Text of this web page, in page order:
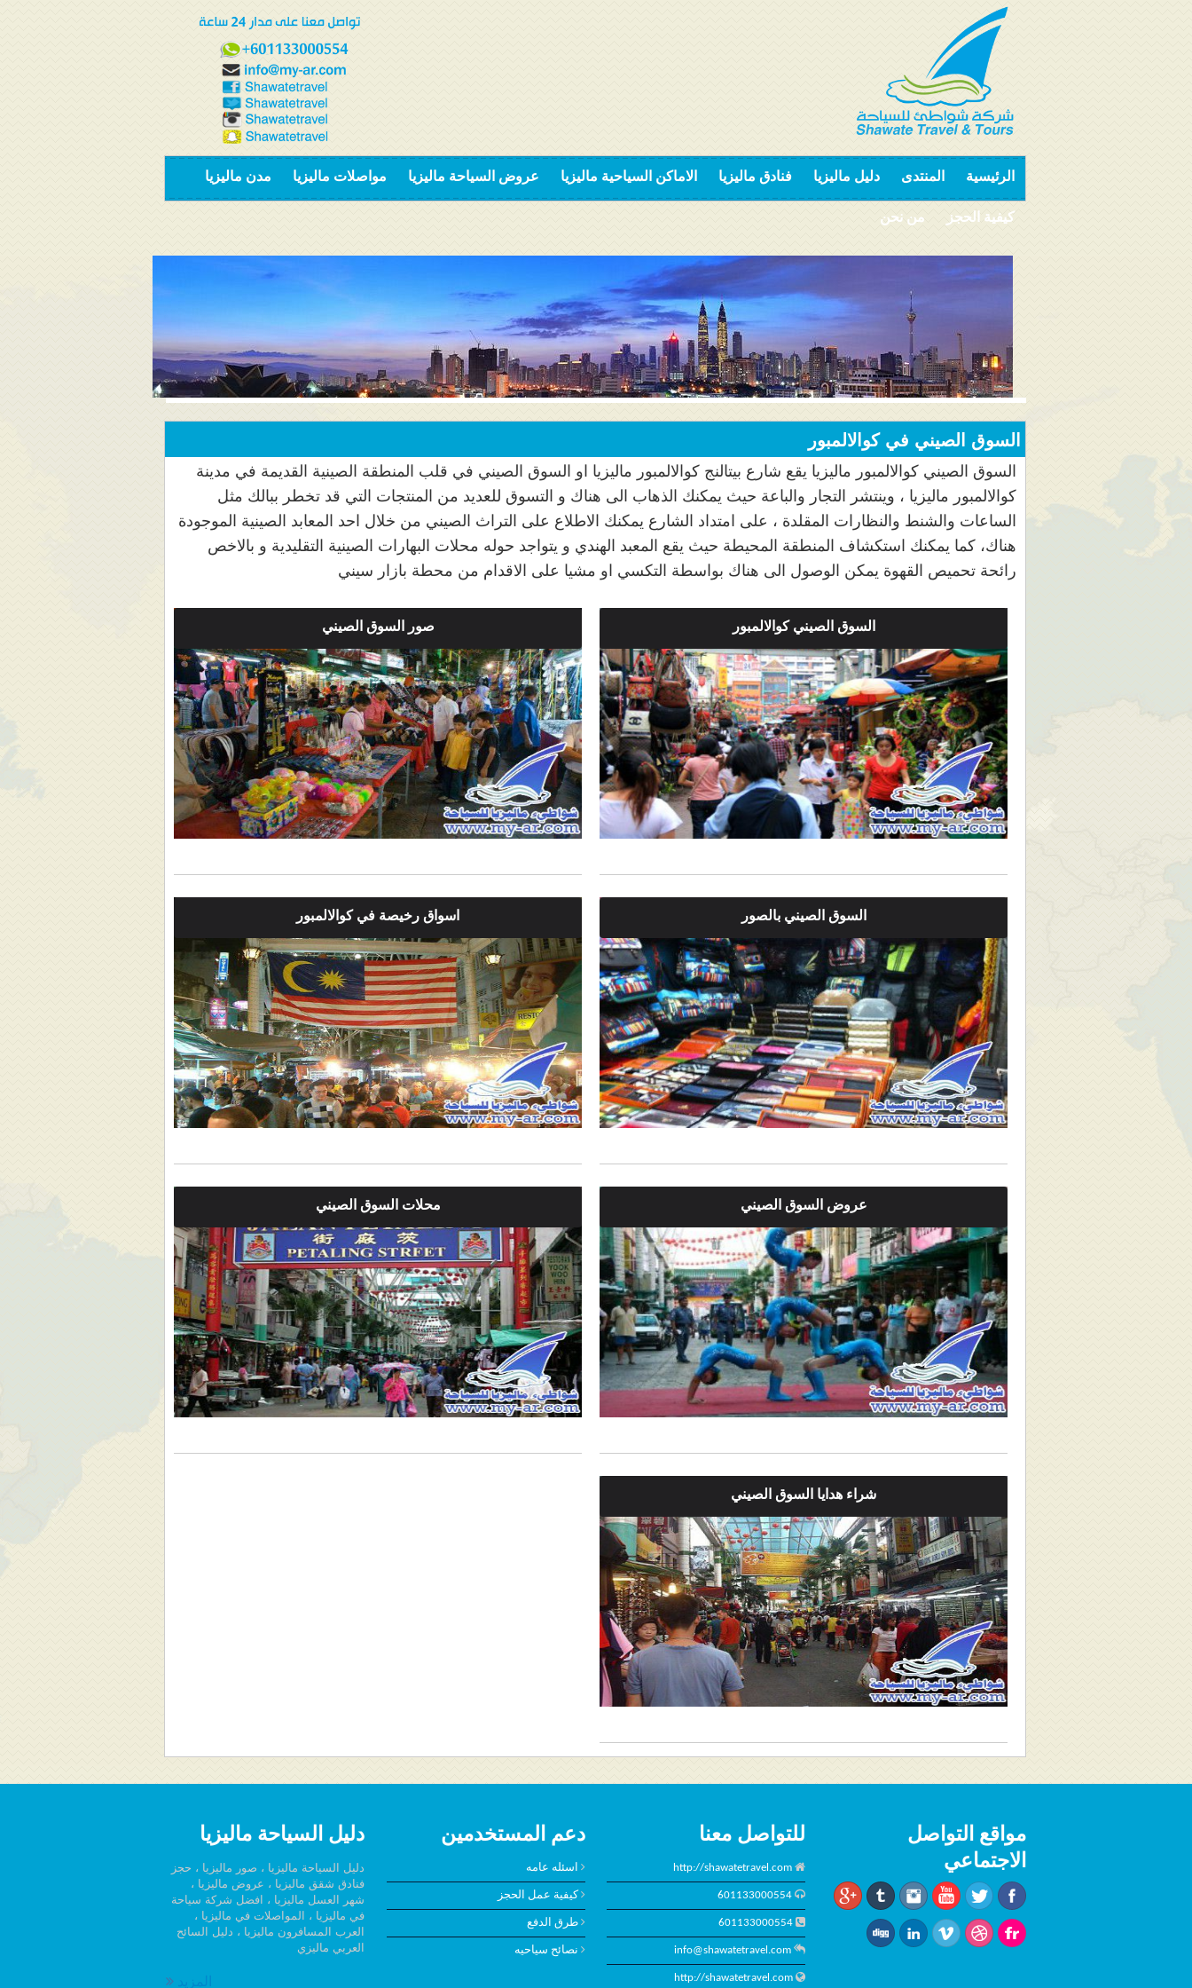
الرئيسية المنتدى دليل ماليزيا فنادق ماليزيا الاماكن السياحية ماليزيا عروض السياحة ماليزيا مواصلات ماليزيا مدن ماليزيا
كيفية الحجز من نحن
السوق الصيني في كوالالمبور
السوق الصيني كوالالمبور ماليزيا يقع شارع بيتالنج كوالالمبور ماليزيا او السوق الصيني في قلب المنطقة الصينية القديمة في مدينة
كوالالمبور ماليزيا ، وينتشر التجار والباعة حيث يمكنك الذهاب الى هناك و التسوق للعديد من المنتجات التي قد تخطر ببالك مثل
الساعات والشنط والنظارات المقلدة ، على امتداد الشارع يمكنك الاطلاع على التراث الصيني من خلال احد المعابد الصينية الموجودة
هناك، كما يمكنك استكشاف المنطقة المحيطة حيث يقع المعبد الهندي و يتواجد حوله محلات البهارات الصينية التقليدية و بالاخص
رائحة تحميص القهوة يمكن الوصول الى هناك بواسطة التكسي او مشيا على الاقدام من محطة بازار سيني
السوق الصيني كوالالمبور صور السوق الصيني
السوق الصيني بالصور اسواق رخيصة في كوالالمبور
عروض السوق الصيني محلات السوق الصيني
شراء هدايا السوق الصيني
دليل السياحة ماليزيا
دليل السياحة ماليزيا ، صور ماليزيا ، حجز
فنادق شقق ماليزيا ، عروض ماليزيا ،
شهر العسل ماليزيا ، افضل شركة سياحة
في ماليزيا ، المواصلات في ماليزيا ،
العرب المسافرون ماليزيا ، دليل السائح
العربي ماليزي
المزيد
دعم المستخدمين
اسئله عامه
كيفية عمل الحجز
طرق الدفع
نصائح سياحيه
للتواصل معنا
http://shawatetravel.com
601133000554
601133000554
info@shawatetravel.com
http://shawatetravel.com
مواقع التواصل
الاجتماعي